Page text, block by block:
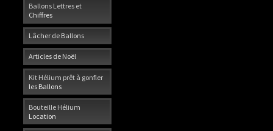
Ballons Lettres et
Chiffres
Lâcher de Ballons
Articles de Noël
Kit Hélium prêt à gonfler
les Ballons
Bouteille Hélium
Location